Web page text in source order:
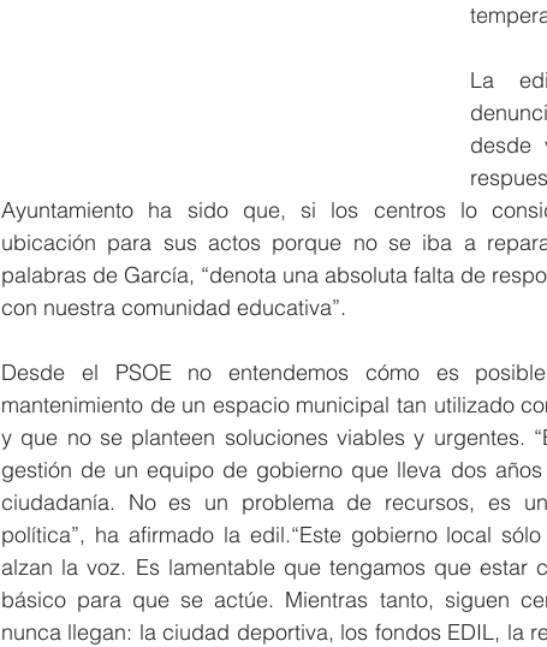
La
desde
Ayuntamiento ha sido que, si los centros lo
ubicación para sus actos porque no se iba a
palabras de García, “denota una absoluta falta de
con nuestra comunidad educativa”.
Desde el PSOE no entendemos cómo es
mantenimiento de un espacio municipal tan utilizado
y que no se planteen soluciones viables y urgentes.
gestión de un equipo de gobierno que lleva dos
ciudadanía. No es un problema de recursos, es
política”, ha afirmado la edil.“Este gobierno local
alzan la voz. Es lamentable que tengamos que estar
básico para que se actúe. Mientras tanto, siguen
nunca llegan: la ciudad deportiva, los fondos EDIL, la